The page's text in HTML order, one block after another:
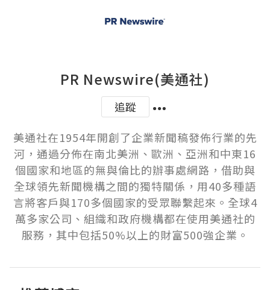
PR Newswire(美通社)
追蹤
美通社在1954年開創了企業新聞稿發佈行業的先
河，通過分佈在南北美洲、歐洲、亞洲和中東16
個國家和地區的無與倫比的辦事處網路，借助與
全球領先新聞機構之間的獨特關係，用40多種語
言將客戶與170多個國家的受眾聯繫起來。全球4
萬多家公司、組織和政府機構都在使用美通社的
服務，其中包括50%以上的財富500強企業。